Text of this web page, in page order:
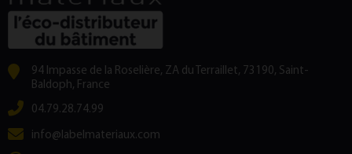
94 Impasse de la Roselière, ZA du Terraillet, 73190, Saint-
Baldoph, France
04.79.28.74.99
info@labelmateriaux.com